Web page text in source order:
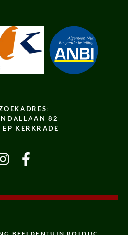
82
KERKRADE
BEELDENTUIN ROLDUC